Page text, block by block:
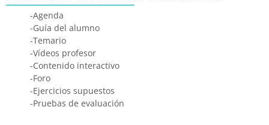
-Agenda
-Guía del alumno
-Temario
-Vídeos profesor
-Contenido interactivo
-Foro
-Ejercicios supuestos
-Pruebas de evaluación